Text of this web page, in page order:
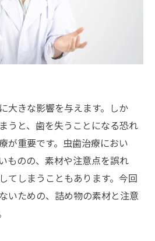
大きな影響を与えます。しか
うと、歯を失うことになる恐れ
が重要です。虫歯治療におい
ものの、素材や注意点を誤れ
てしまうこともあります。今回
いための、詰め物の素材と注意